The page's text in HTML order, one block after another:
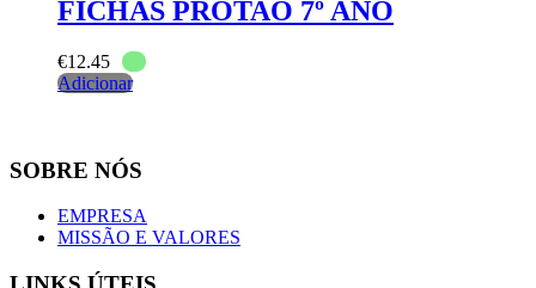
FICHAS PROTAO 7º ANO
€12.45
Adicionar
SOBRE NÓS
EMPRESA
MISSÃO E VALORES